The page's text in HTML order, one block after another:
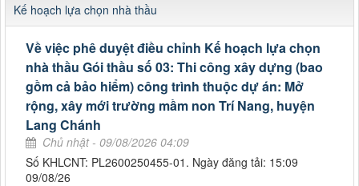
Kế hoạch lựa chọn nhà thầu
Về việc phê duyệt điều chỉnh Kế hoạch lựa chọn
nhà thầu Gói thầu số 03: Thi công xây dựng (bao
gồm cả bảo hiểm) công trình thuộc dự án: Mở
rộng, xây mới trường mầm non Trí Nang, huyện
Lang Chánh
Chủ nhật - 09/08/2026 04:09
Số KHLCNT: PL2600250455-01. Ngày đăng tải: 15:09
09/08/26